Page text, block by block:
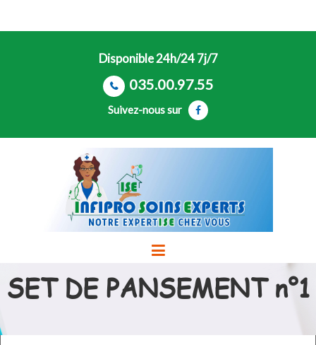
Disponible 24h/24 7j/7
035.00.97.55
Suivez-nous sur
SET DE PANSEMENT n°1